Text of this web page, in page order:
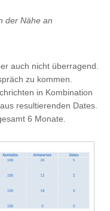
der Nähe an
auch nicht überragend.
zu kommen.
in Kombination
resultierenden Dates.
6 Monate.